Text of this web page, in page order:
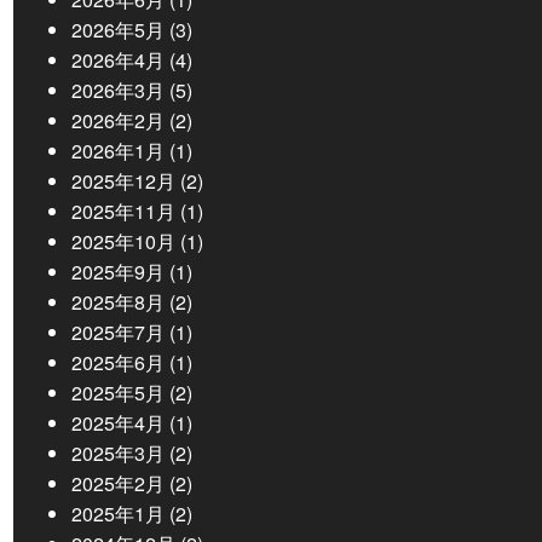
2026年5月 (3)
2026年4月 (4)
2026年3月 (5)
2026年2月 (2)
2026年1月 (1)
2025年12月 (2)
2025年11月 (1)
2025年10月 (1)
2025年9月 (1)
2025年8月 (2)
2025年7月 (1)
2025年6月 (1)
2025年5月 (2)
2025年4月 (1)
2025年3月 (2)
2025年2月 (2)
2025年1月 (2)